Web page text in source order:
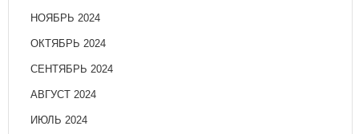
НОЯБРЬ 2024
ОКТЯБРЬ 2024
СЕНТЯБРЬ 2024
АВГУСТ 2024
ИЮЛЬ 2024